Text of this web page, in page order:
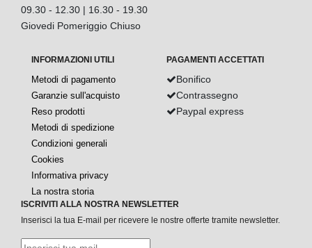
09.30 - 12.30 | 16.30 - 19.30
Giovedi Pomeriggio Chiuso
INFORMAZIONI UTILI
Metodi di pagamento
Garanzie sull'acquisto
Reso prodotti
Metodi di spedizione
Condizioni generali
Cookies
Informativa privacy
La nostra storia
PAGAMENTI ACCETTATI
Bonifico
Contrassegno
Paypal express
ISCRIVITI ALLA NOSTRA NEWSLETTER
Inserisci la tua E-mail per ricevere le nostre offerte tramite newsletter.